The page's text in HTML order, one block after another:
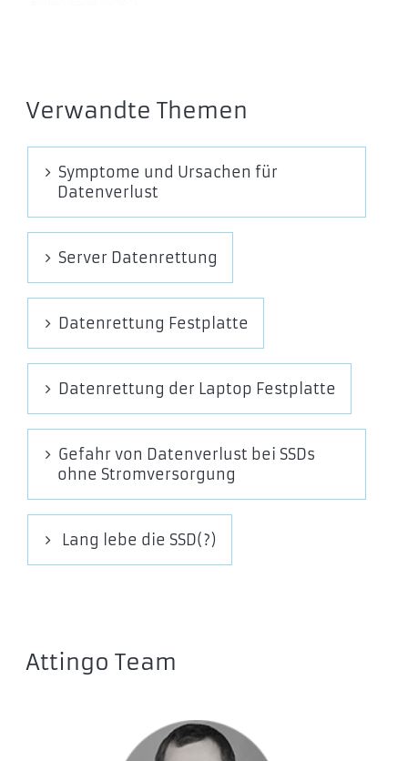
Verwandte Themen
Symptome und Ursachen für
Datenverlust
Server Datenrettung
Datenrettung Festplatte
Datenrettung der Laptop Festplatte
Gefahr von Datenverlust bei SSDs
ohne Stromversorgung
Lang lebe die SSD(?)
Attingo Team